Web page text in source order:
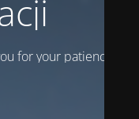
for your patience!